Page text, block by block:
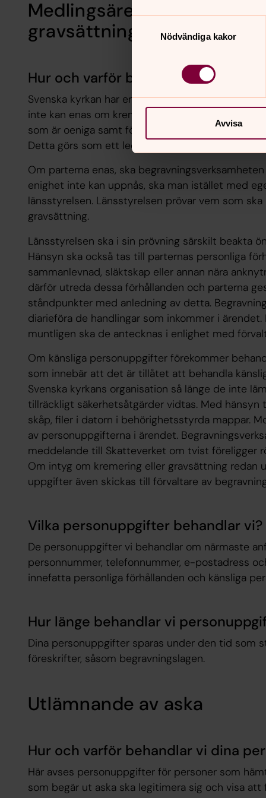
Nödvändiga kakor
Avvisa
Medlingsärenden
gravsättning
Hur och varför behandlar vi dina
Svenska kyrkan har enligt begravningslagen till
inte kan enas om kremering eller om
som är oeniga samt för att genomföra medling
Detta görs som ett led i myndighetsutövning.
Om parterna enas, ska
enighet inte kan uppnås, ska man istället med
länsstyrelsen. Länsstyrelsen prövar vem som
gravsättning.
Länsstyrelsen ska i sin prövning särskilt beakta
Hänsyn ska också tas till parternas personliga
sammanlevnad, släktskap eller annan nära
därför utreda dessa förhållanden och parterna
ståndpunkter med anledning av detta.
diarieföra de handlingar som inkommer i
muntligen ska de antecknas i enlighet med
Om känsliga personuppgifter förekommer
som innebär att det är tillåtet att behandla
Svenska kyrkans organisation så länge de inte
tillräckligt säkerhetsåtgärder vidtas. Med
skåp, filer i datorn i behörighetsstyrda mappar.
av personuppgifterna i ärendet.
meddelande till Skatteverket om tvist föreligger
Om intyg om kremering eller gravsättning
uppgifter även skickas till förvaltare av
Vilka personuppgifter behandlar vi?
De personuppgifter vi behandlar om närmaste
personnummer, telefonnummer, e-postadress
innefatta personliga förhållanden och känsliga
Hur länge behandlar vi
Dina personuppgifter sparas under den tid som
föreskrifter, såsom begravningslagen.
Utlämnande av aska
Hur och varför behandlar vi dina
Här avses personuppgifter för personer som
som begär ut aska ska legitimera sig och visa